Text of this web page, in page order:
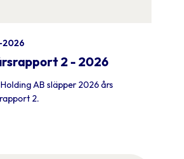
2026
2 - 2026
AB släpper 2026 års
2.